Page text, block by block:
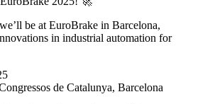
be at EuroBrake in Barcelona,
in industrial automation for
de Catalunya, Barcelona